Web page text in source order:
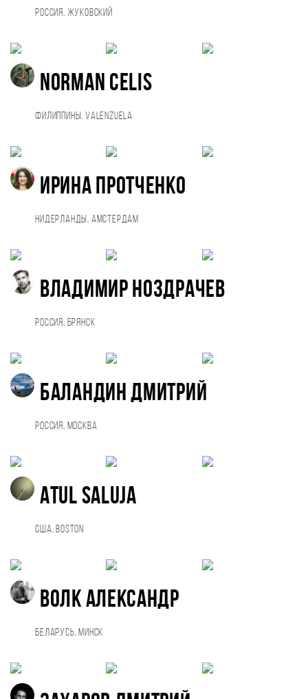
Россия, Жуковский
Norman Celis
Филиппины, Valenzuela
Ирина Протченко
Нидерланды, Амстердам
Владимир Ноздрачев
Россия, Брянск
Баландин Дмитрий
Россия, Москва
Atul Saluja
США, Boston
Волк Александр
Беларусь, Минск